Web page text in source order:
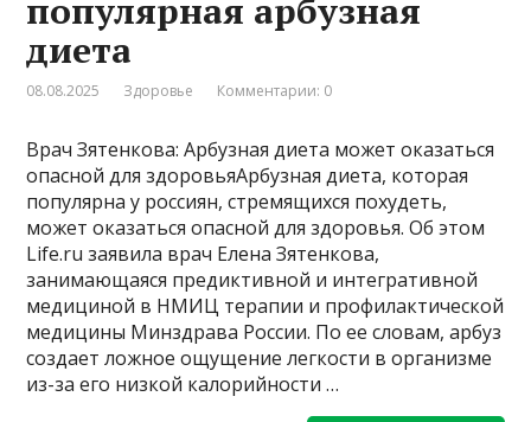
популярная арбузная
диета
08.08.2025 Здоровье Комментарии: 0
Врач Зятенкова: Арбузная диета может оказаться
опасной для здоровьяАрбузная диета, которая
популярна у россиян, стремящихся похудеть,
может оказаться опасной для здоровья. Об этом
Life.ru заявила врач Елена Зятенкова,
занимающаяся предиктивной и интегративной
медициной в НМИЦ терапии и профилактической
медицины Минздрава России. По ее словам, арбуз
создает ложное ощущение легкости в организме
из-за его низкой калорийности …